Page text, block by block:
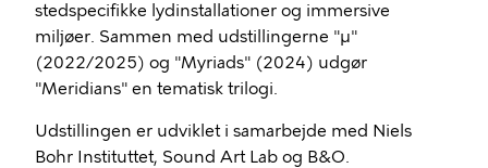
stedspecifikke lydinstallationer og immersive
miljøer. Sammen med udstillingerne "µ"
(2022/2025) og "Myriads" (2024) udgør
"Meridians" en tematisk trilogi.
Udstillingen er udviklet i samarbejde med Niels
Bohr Instituttet, Sound Art Lab og B&O.